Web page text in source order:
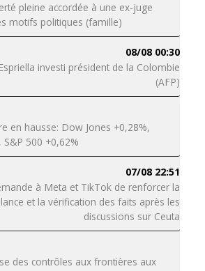
pleine accordée à une ex-juge
motifs politiques (famille)
08/08 00:30
investi président de la Colombie
(AFP)
en hausse: Dow Jones +0,28%,
500 +0,62%
07/08 22:51
à Meta et TikTok de renforcer la
et la vérification des faits après les
discussions sur Ceuta
des contrôles aux frontières aux